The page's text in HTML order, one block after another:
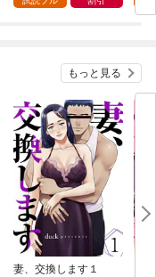
～
（
もっと見る
妻、交換します１